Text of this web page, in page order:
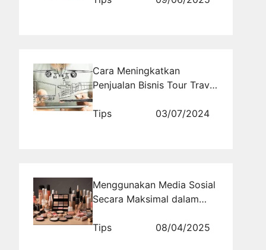
Cara Meningkatkan
Penjualan Bisnis Tour Travel
yang Efektif
Tips 03/07/2024
Menggunakan Media Sosial
Secara Maksimal dalam
Tips
08/04/2025